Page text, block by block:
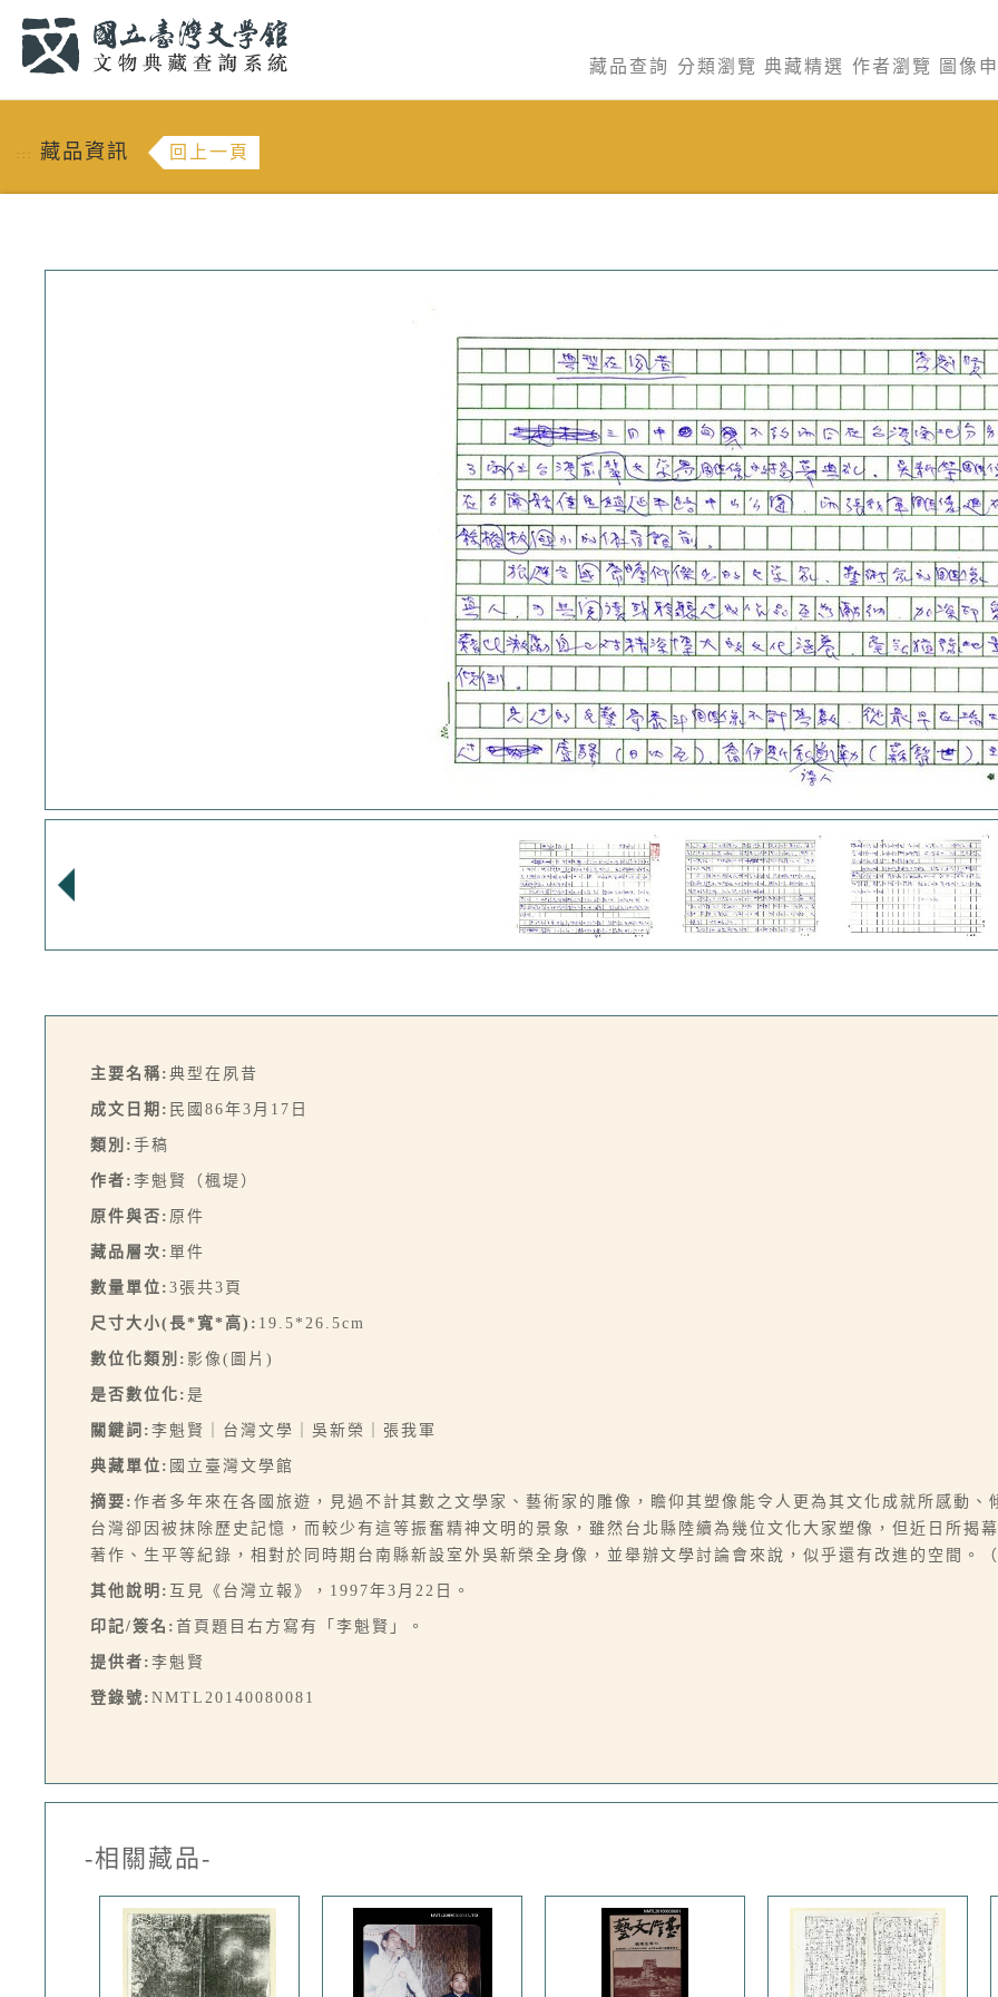
藏品查詢 分類瀏覽 典藏精選 作者瀏覽 圖像
::: 藏品資訊 回上一頁
主要名稱: 典型在夙昔
成文日期: 民國86年3月17日
類別: 手稿
作者: 李魁賢（楓堤）
原件與否: 原件
藏品層次: 單件
數量單位: 3張共3頁
尺寸大小(長*寬*高): 19.5*26.5cm
數位化類別: 影像(圖片)
是否數位化: 是
關鍵詞: 李魁賢｜台灣文學｜吳新榮｜張我軍
典藏單位: 國立臺灣文學館
摘要: 作者多年來在各國旅遊，見過不計其數之文學家、藝術家的雕像，瞻仰其塑像能令人更為其文化成就所感動
台灣卻因被抹除歷史記憶，而較少有這等振奮精神文明的景象，雖然台北縣陸續為幾位文化大家塑像，但近日所揭
著作、生平等紀錄，相對於同時期台南縣新設室外吳新榮全身像，並舉辦文學討論會來說，似乎還有改進的空間。
其他說明: 互見《台灣立報》，1997年3月22日。
印記/簽名: 首頁題目右方寫有「李魁賢」。
提供者: 李魁賢
登錄號: NMTL20140080081
-相關藏品-